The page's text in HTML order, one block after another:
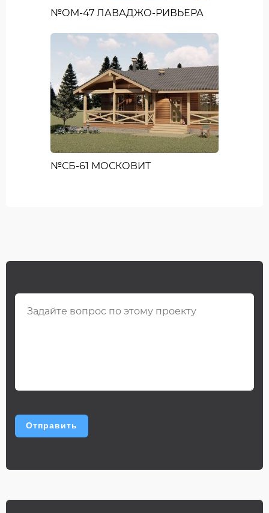
№ОМ-47 ЛАВАДЖО-РИВЬЕРА
№СБ-61 МОСКОВИТ